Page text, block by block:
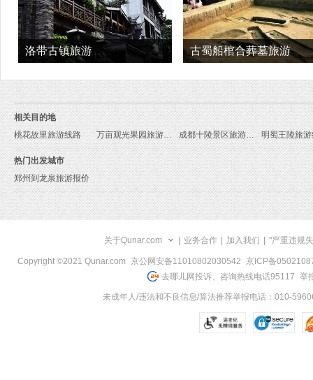
洛带古镇旅游 古蜀船棺合葬墓旅游
相关目的地
桃花故里旅游线路
万亩观光果园旅游线路 成都十陵景区旅游线路 明蜀王陵旅
热门出发城市
郑州到龙泉旅游报价
关于Qunar.com 业务合作 加入我们 "严重违规
Copyright ©2021 Qunar.com 京公网安备11010802030542
京ICP备
去哪儿网投诉、咨询热线电话95117 举
未成年人/违法和不良信息/算法推荐举报电话：010-